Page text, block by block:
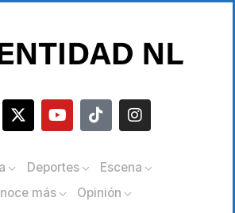
Deportes
Escena
más
Opinión